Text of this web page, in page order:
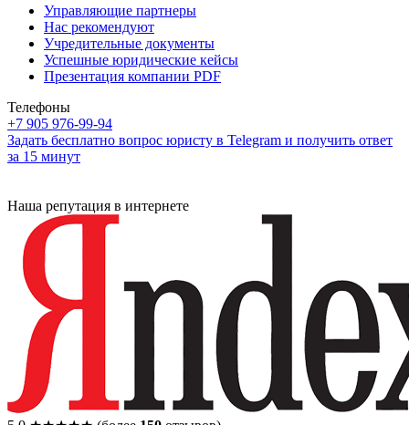
Управляющие партнеры
Нас рекомендуют
Учредительные документы
Успешные юридические кейсы
Презентация компании PDF
Телефоны
+7 905 976-99-94
Задать бесплатно вопрос юристу в Telegram и получить ответ
за 15 минут
Наша репутация в интернете